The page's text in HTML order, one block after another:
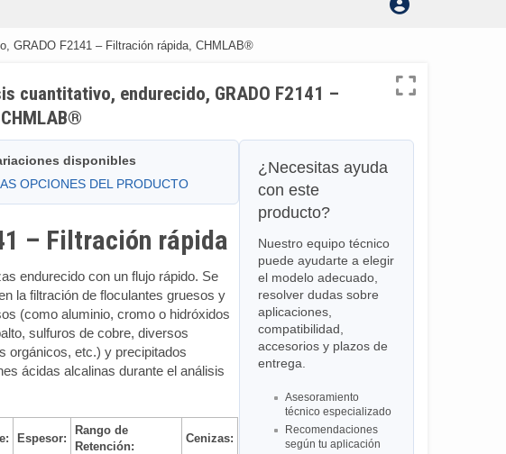
GRADO F2141 – Filtración rápida, CHMLAB®
cuantitativo, endurecido, GRADO F2141 –
disponibles
OPCIONES DEL PRODUCTO
– Filtración rápida
endurecido con un flujo rápido. Se
la filtración de floculantes gruesos y
(como aluminio, cromo o hidróxidos
sulfuros de cobre, diversos
orgánicos, etc.) y precipitados
ácidas alcalinas durante el análisis
Espesor:
Rango de
Retención:
Cenizas:
¿Necesitas ayuda
con este
producto?
Nuestro equipo técnico
puede ayudarte a elegir
el modelo adecuado,
resolver dudas sobre
aplicaciones,
compatibilidad,
accesorios y plazos de
entrega.
Asesoramiento
técnico especializado
Recomendaciones
según tu aplicación